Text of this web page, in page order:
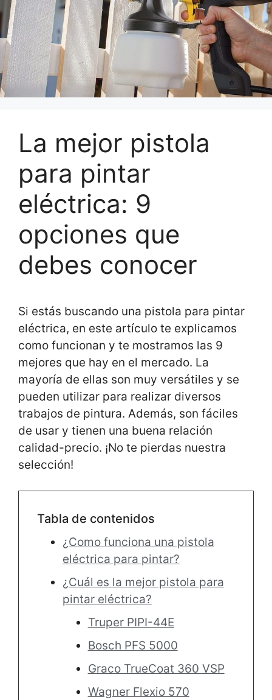
La mejor pistola
para pintar
eléctrica: 9
opciones que
debes conocer
Si estás buscando una pistola para pintar
eléctrica, en este artículo te explicamos
como funcionan y te mostramos las 9
mejores que hay en el mercado. La
mayoría de ellas son muy versátiles y se
pueden utilizar para realizar diversos
trabajos de pintura. Además, son fáciles
de usar y tienen una buena relación
calidad-precio. ¡No te pierdas nuestra
selección!
Tabla de contenidos
¿Como funciona una pistola
eléctrica para pintar?
¿Cuál es la mejor pistola para
pintar eléctrica?
Truper PIPI-44E
Bosch PFS 5000
Graco TrueCoat 360 VSP
Wagner Flexio 570